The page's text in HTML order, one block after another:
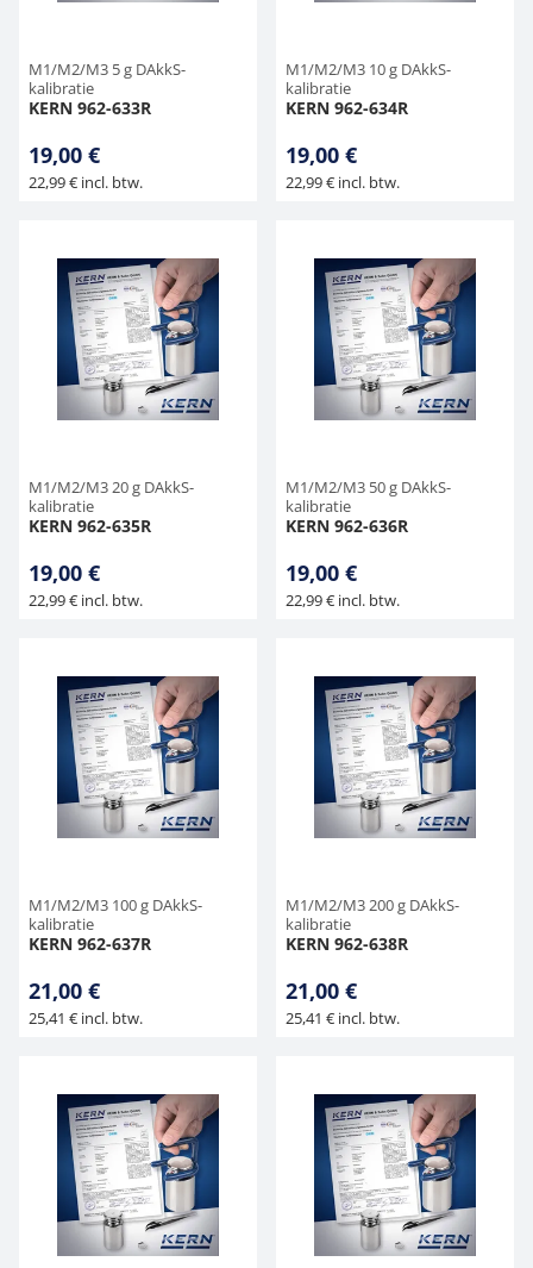
M1/M2/M3 5 g DAkkS-
kalibratie
KERN 962-633R
19,00 €
22,99 € incl. btw.
M1/M2/M3 10 g DAkkS-
kalibratie
KERN 962-634R
19,00 €
22,99 € incl. btw.
M1/M2/M3 20 g DAkkS-
kalibratie
KERN 962-635R
19,00 €
22,99 € incl. btw.
M1/M2/M3 50 g DAkkS-
kalibratie
KERN 962-636R
19,00 €
22,99 € incl. btw.
M1/M2/M3 100 g DAkkS-
kalibratie
KERN 962-637R
21,00 €
25,41 € incl. btw.
M1/M2/M3 200 g DAkkS-
kalibratie
KERN 962-638R
21,00 €
25,41 € incl. btw.